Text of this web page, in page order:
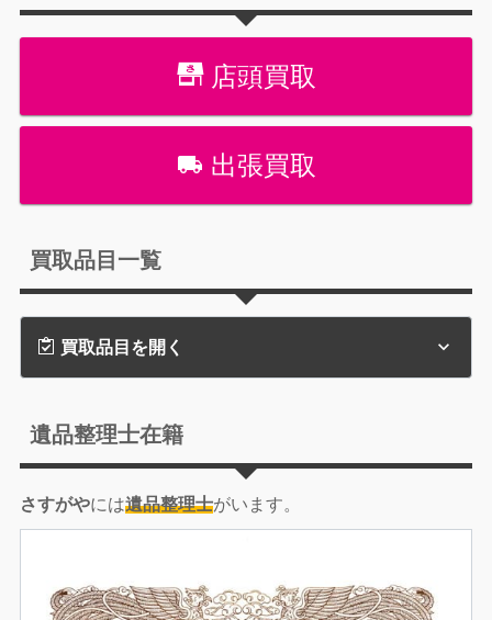
店頭買取
出張買取
買取品目一覧
買取品目を開く
遺品整理士在籍
さすがやには遺品整理士がいます。